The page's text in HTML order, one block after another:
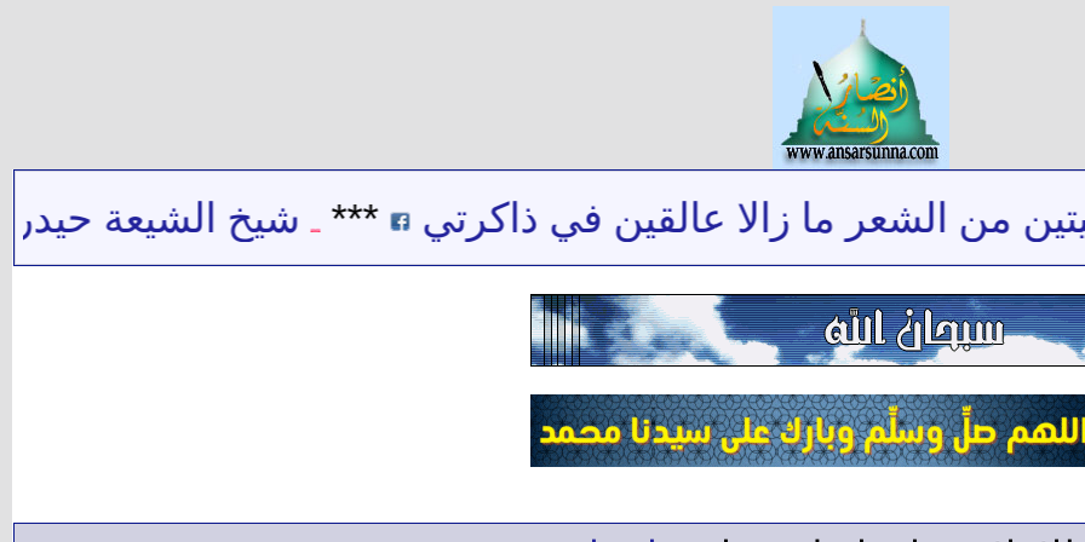
الشعر ما زالا عالقين في ذاكرتي *** شيخ الشيعة حيدر حب